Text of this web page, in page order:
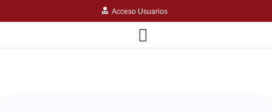
Acceso Usuarios